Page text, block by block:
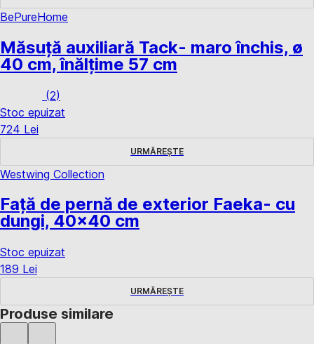
BePureHome
Măsuță auxiliară Tack- maro închis, ø
40 cm, înălțime 57 cm
(2)
Stoc epuizat
724 Lei
URMĂREȘTE
Westwing Collection
Față de pernă de exterior Faeka- cu
dungi, 40x40 cm
Stoc epuizat
189 Lei
URMĂREȘTE
Produse similare